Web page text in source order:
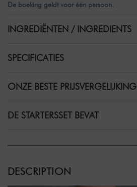
De boeking geldt voor één persoon.
INGREDIËNTEN / INGREDIENTS
SPECIFICATIES
ONZE BESTE PRIJSVERGELIJKING
DE STARTERSSET BEVAT
DESCRIPTION